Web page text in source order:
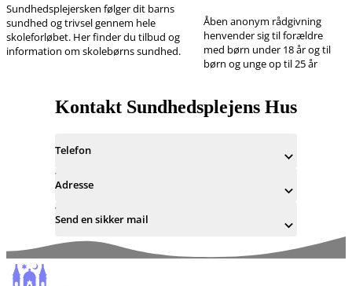
Sundhedsplejersken følger dit barns
sundhed og trivsel gennem hele
skoleforløbet. Her finder du tilbud og
information om skolebørns sundhed.
Åben anonym rådgivning
henvender sig til forældre
med børn under 18 år og til
børn og unge op til 25 år
Kontakt Sundhedsplejens Hus
Telefon
Adresse
Send en sikker mail